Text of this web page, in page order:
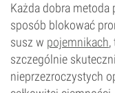
Każda dobra metoda
sposób blokować
susz w pojemnikach,
szczególnie
nieprzezroczystych